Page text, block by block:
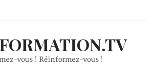
vous ! Réinformez-vous !